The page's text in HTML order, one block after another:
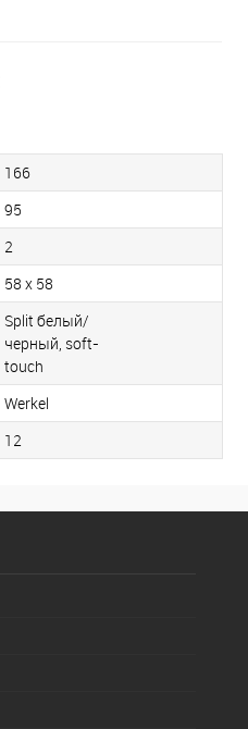
166
95
2
58 х 58
Split белый/
черный, soft-
touch
Werkel
12